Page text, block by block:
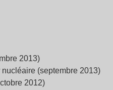
2013)
(septembre 2013)
2012)